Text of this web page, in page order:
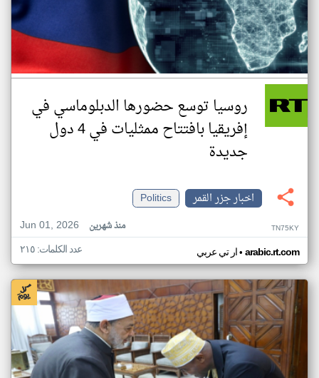
روسيا توسع حضورها الدبلوماسي في
إفريقيا بافتتاح ممثليات في 4 دول
جديدة
اخبار جزر القمر
Politics
Jun 01, 2026
منذ شهرين TN75KY
ار تي عربي• arabic.rt.com عدد الكلمات: ٢١٥